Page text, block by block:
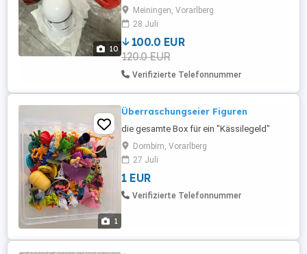
10
Originale Größe - Lebensgroß Tragbar DIE
HELME WURDEN BEIDE DAS ERSTE MAL
FÜR FOTOS GEÖFFNET. BEIDE SIND
KOMPLETT NEU IN OVP, UNBENUTZT.
KEINE EINZIGE GEBRAUCHSSPUR Neu:
Neuer, unbenutzter und unbeschädigter
Artikel ...
Meiningen, Vorarlberg
28 Juli
100.0 EUR
120.0 EUR
Verifizierte Telefonnummer
1
Überraschungseier Figuren
die gesamte Box für ein "Kässilegeld"
Dornbirn, Vorarlberg
27 Juli
1 EUR
Verifizierte Telefonnummer